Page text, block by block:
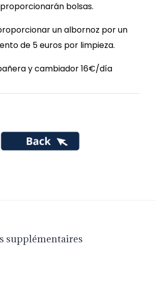
bolsas.
un albornoz por un
de 5 euros por limpieza.
y cambiador 16€/día
supplémentaires